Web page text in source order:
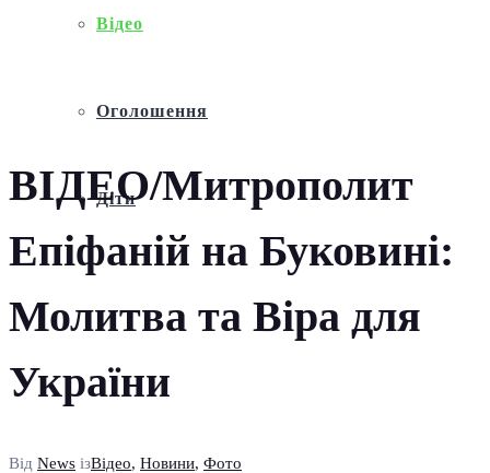
Відео
Оголошення
Діти
ВІДЕО/Митрополит
Епіфаній на Буковині:
Молитва та Віра для
України
Від News ізВідео, Новини, Фото